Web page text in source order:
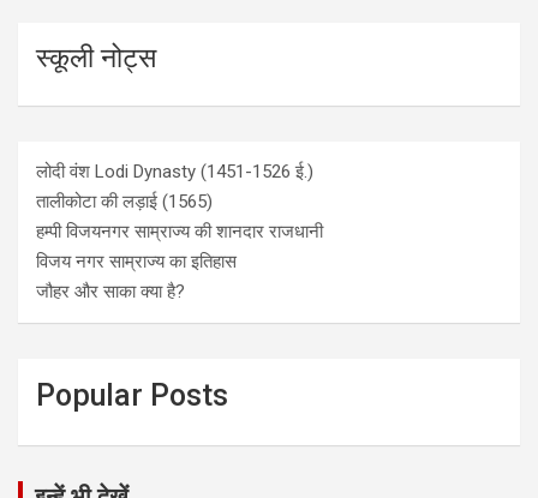
स्कूली नोट्स
लोदी वंश Lodi Dynasty (1451-1526 ई.)
तालीकोटा की लड़ाई (1565)
हम्पी विजयनगर साम्राज्य की शानदार राजधानी
विजय नगर साम्राज्य का इतिहास
जौहर और साका क्या है?
Popular Posts